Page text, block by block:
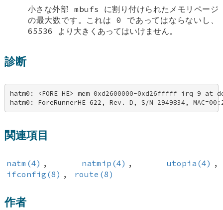
小さな外部 mbufs に割り付けられたメモリページ
の最大数です。これは 0 であってはならないし、
65536 より大きくあってはいけません。
診断
hatm0: <FORE HE> mem 0xd2600000-0xd26fffff irq 9
hatm0: ForeRunnerHE 622, Rev. D, S/N 2949834,
関連項目
natm(4) , natmip(4) , utopia(4) ,
ifconfig(8) , route(8)
作者